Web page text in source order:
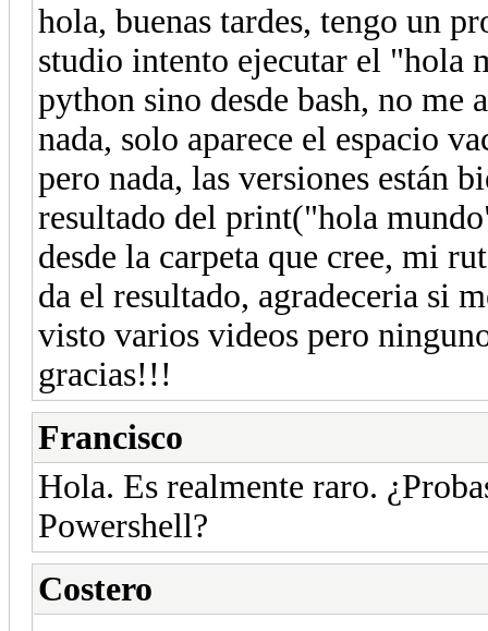
hola, buenas tardes, tengo un
studio intento ejecutar el "hola
python sino desde bash, no
nada, solo aparece el espacio
pero nada, las versiones están
resultado del print("hola
desde la carpeta que cree, mi
da el resultado, agradeceria si
visto varios videos pero
gracias!!!
Francisco
Hola. Es realmente raro.
Powershell?
Costero